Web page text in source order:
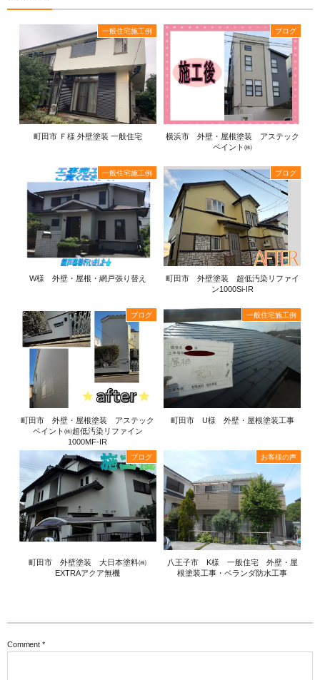
一般住宅施工例
町田市 Ｆ様 外壁塗装 一般住宅
ブログ
横浜市 外壁・屋根塗装 アステック
ペイント㈱
一般住宅施工例
W様 外壁・屋根・網戸張り替え
ブログ
町田市 外壁塗装 超低汚染リファイ
ン1000Si-IR
ブログ
町田市 外壁・屋根塗装 アステック
ペイント㈱超低汚染リファイン
1000MF-IR
一般住宅施工例
町田市 U様 外壁・屋根塗装工事
ブログ
町田市 外壁塗装 大日本塗料㈱
EXTRAアクア無機
お客様の声
八王子市 K様 一般住宅 外壁・屋
根塗装工事・ベランダ防水工事
Comment *